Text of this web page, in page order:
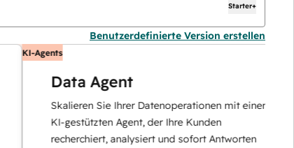
Starter+
Benutzerdefinierte Version erstellen
KI-Agents
Data Agent
Skalieren Sie Ihrer Datenoperationen mit einem
KI-gestützten Agent, der Ihre Kunden
recherchiert, analysiert und sofort Antworten